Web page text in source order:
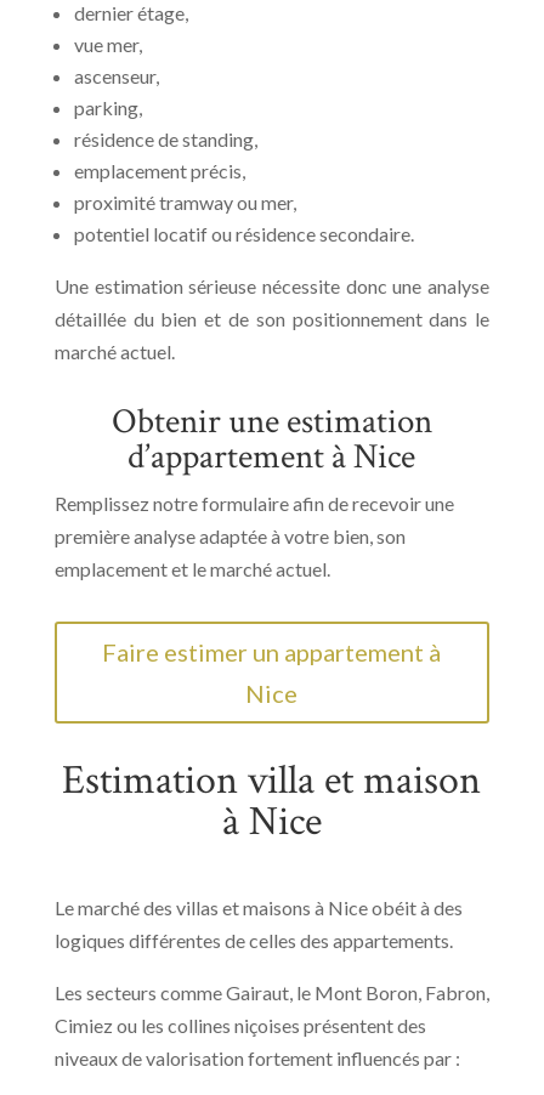
dernier étage,
vue mer,
ascenseur,
parking,
résidence de standing,
emplacement précis,
proximité tramway ou mer,
potentiel locatif ou résidence secondaire.
Une estimation sérieuse nécessite donc une analyse
détaillée du bien et de son positionnement dans le
marché actuel.
Obtenir une estimation
d’appartement à Nice
Remplissez notre formulaire afin de recevoir une
première analyse adaptée à votre bien, son
emplacement et le marché actuel.
Faire estimer un appartement à
Nice
Estimation villa et maison
à Nice
Le marché des villas et maisons à Nice obéit à des
logiques différentes de celles des appartements.
Les secteurs comme Gairaut, le Mont Boron, Fabron,
Cimiez ou les collines niçoises présentent des
niveaux de valorisation fortement influencés par :